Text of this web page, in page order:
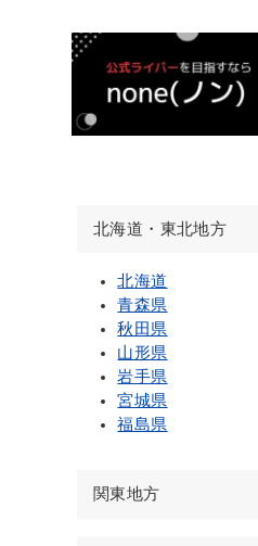
北海道・東北地方
北海道
青森県
秋田県
山形県
岩手県
宮城県
福島県
関東地方